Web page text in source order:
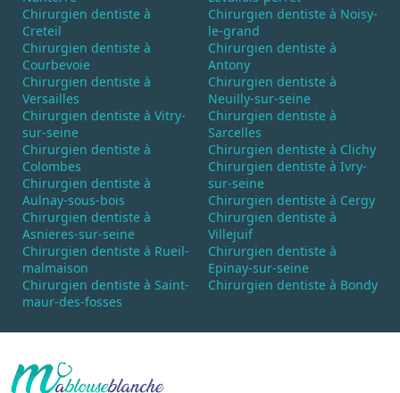
Chirurgien dentiste à
Creteil
Chirurgien dentiste à
Courbevoie
Chirurgien dentiste à
Versailles
Chirurgien dentiste à Vitry-
sur-seine
Chirurgien dentiste à
Colombes
Chirurgien dentiste à
Aulnay-sous-bois
Chirurgien dentiste à
Asnieres-sur-seine
Chirurgien dentiste à Rueil-
malmaison
Chirurgien dentiste à Saint-
maur-des-fosses
Chirurgien dentiste à Noisy-
le-grand
Chirurgien dentiste à
Antony
Chirurgien dentiste à
Neuilly-sur-seine
Chirurgien dentiste à
Sarcelles
Chirurgien dentiste à Clichy
Chirurgien dentiste à Ivry-
sur-seine
Chirurgien dentiste à Cergy
Chirurgien dentiste à
Villejuif
Chirurgien dentiste à
Epinay-sur-seine
Chirurgien dentiste à Bondy